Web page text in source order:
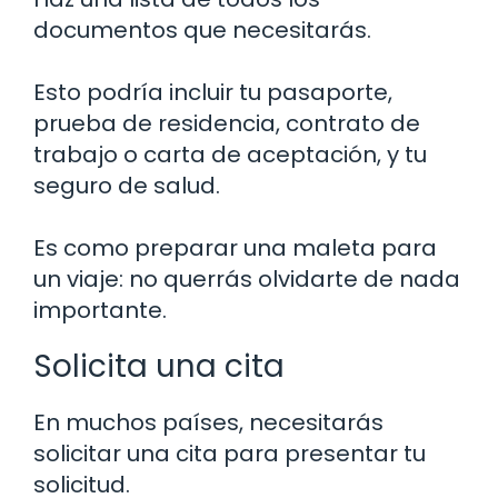
documentos que necesitarás.
Esto podría incluir tu pasaporte,
prueba de residencia, contrato de
trabajo o carta de aceptación, y tu
seguro de salud.
Es como preparar una maleta para
un viaje: no querrás olvidarte de nada
importante.
Solicita una cita
En muchos países, necesitarás
solicitar una cita para presentar tu
solicitud.